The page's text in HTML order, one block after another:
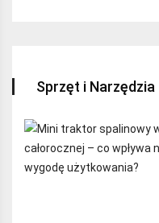
Sprzęt i Narzędzia